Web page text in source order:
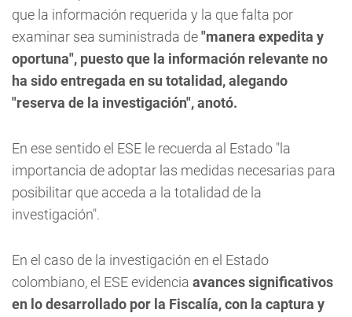
que la información requerida y la que falta por
examinar sea suministrada de"manera expedita y
oportuna", puesto que la información relevante no
ha sido entregada en su totalidad, alegando
"reserva de la investigación", anotó.
En ese sentido el ESE le recuerda al Estado "la
importancia de adoptar las medidas necesarias para
posibilitar que acceda a la totalidad de la
investigación".
En el caso de la investigación en el Estado
colombiano, el ESE evidencia avances significativos
en lo desarrollado por la Fiscalía, con la captura y